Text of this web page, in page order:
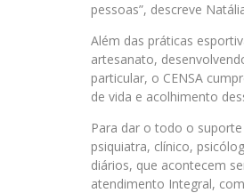
pessoas”, descreve
Além das práticas
artesanato,
particular, o CENSA
de vida e acolhimento
Para dar o todo o
psiquiatra, clínico,
diários, que acontecem
atendimento Integral,